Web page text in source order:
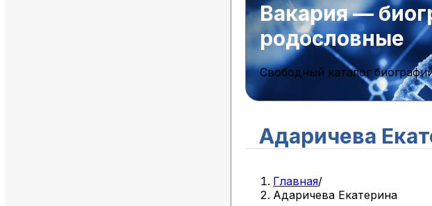
Вакария —
родословные
Свободный каталог
Адаричева
Главная/
Адаричева Екатерина